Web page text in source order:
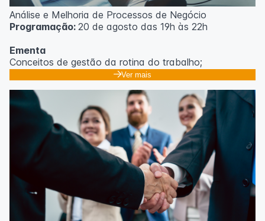
Análise e Melhoria de Processos de Negócio
Programação: 20 de agosto das 19h às 22h
Ementa
Conceitos de gestão da rotina do trabalho;
Promoção de mudanças através do 5S;
resultados;
Método PDCA de gestão;
Técnicas de padronização do trabalho.
Metodologia
100% da carga horária do curso são realizadas com
aulas ao vivo.
As aulas podem ser assistidas por computador, celular
Ver mais